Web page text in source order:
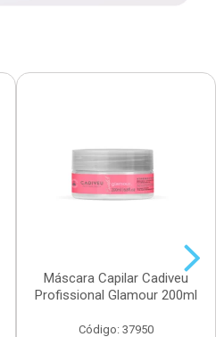
Máscara Capilar Cadiveu
Profissional Glamour 200ml
Código: 37950